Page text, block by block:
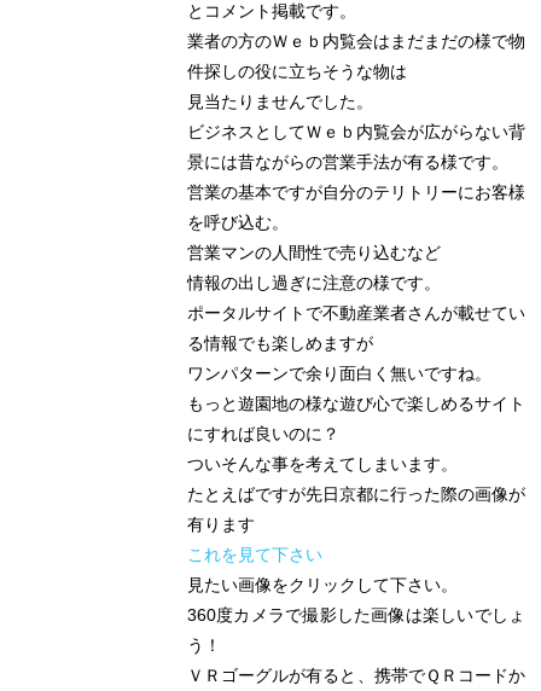
とコメント掲載です。
業者の方のＷｅｂ内覧会はまだまだの様で物
件探しの役に立ちそうな物は
見当たりませんでした。
ビジネスとしてＷｅｂ内覧会が広がらない背
景には昔ながらの営業手法が有る様です。
営業の基本ですが自分のテリトリーにお客様
を呼び込む。
営業マンの人間性で売り込むなど
情報の出し過ぎに注意の様です。
ポータルサイトで不動産業者さんが載せてい
る情報でも楽しめますが
ワンパターンで余り面白く無いですね。
もっと遊園地の様な遊び心で楽しめるサイト
にすれば良いのに？
ついそんな事を考えてしまいます。
たとえばですが先日京都に行った際の画像が
有ります
これを見て下さい
見たい画像をクリックして下さい。
360度カメラで撮影した画像は楽しいでしょ
う！
ＶＲゴーグルが有ると、携帯でＱＲコードか